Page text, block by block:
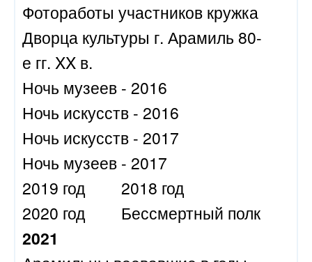
Фотоработы участников кружка
Дворца культуры г. Арамиль 80-
е гг. XX в.
Ночь музеев - 2016
Ночь искусств - 2016
Ночь искусств - 2017
Ночь музеев - 2017
2019 год
2018 год
2020 год
Бессмертный полк
2021